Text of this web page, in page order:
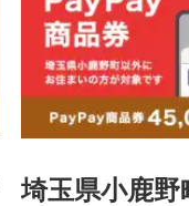
埼玉県小鹿